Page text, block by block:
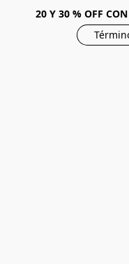
20 Y 30 % OFF CON